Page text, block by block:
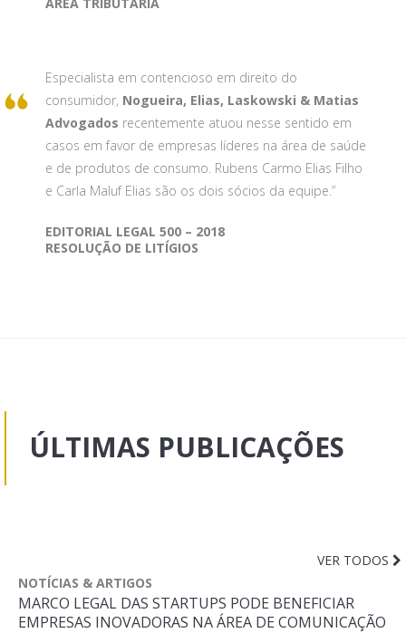
Especialista em contencioso em direito do
consumidor, Nogueira, Elias, Laskowski & Matias
Advogados recentemente atuou nesse sentido em
casos em favor de empresas líderes na área de saúde
e de produtos de consumo. Rubens Carmo Elias Filho
e Carla Maluf Elias são os dois sócios da equipe.”
EDITORIAL LEGAL 500 – 2018
RESOLUÇÃO DE LITÍGIOS
ÚLTIMAS PUBLICAÇÕES
VER TODOS
NOTÍCIAS & ARTIGOS
MARCO LEGAL DAS STARTUPS PODE BENEFICIAR
EMPRESAS INOVADORAS NA ÁREA DE COMUNICAÇÃO